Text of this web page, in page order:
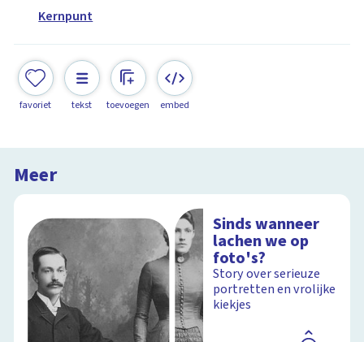
Kernpunt
favoriet tekst toevoegen embed
Meer
Sinds wanneer
lachen we op
foto's?
Story over serieuze
portretten en vrolijke
kiekjes